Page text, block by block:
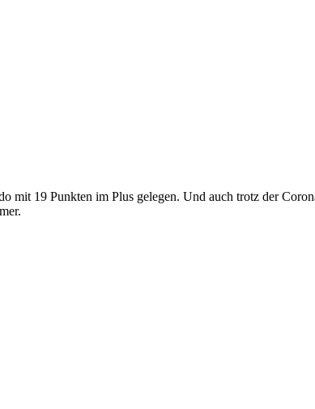
mit 19 Punkten im Plus gelegen. Und auch trotz der